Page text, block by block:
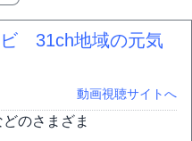
31ch地域の元気
動画視聴サイトへ
のさまざま